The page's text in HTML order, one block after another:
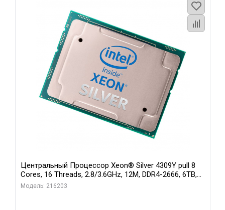
Центральный Процессор Xeon® Silver 4309Y pull 8
Cores, 16 Threads, 2.8/3.6GHz, 12M, DDR4-2666, 6TB,
2S, 105W
Модель: 216203